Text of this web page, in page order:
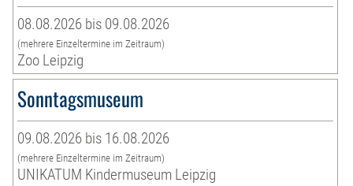
08.08.2026 bis 09.08.2026
(mehrere Einzeltermine im Zeitraum)
Zoo Leipzig
Sonntagsmuseum
09.08.2026 bis 16.08.2026
(mehrere Einzeltermine im Zeitraum)
UNIKATUM Kindermuseum Leipzig